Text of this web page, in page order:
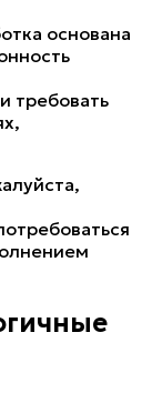
основана
требовать